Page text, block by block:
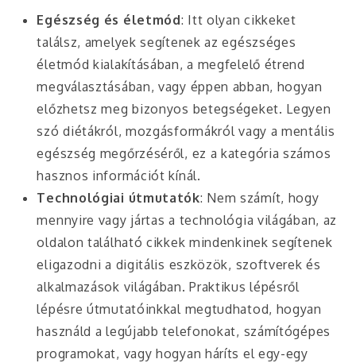
Egészség és életmód: Itt olyan cikkeket
találsz, amelyek segítenek az egészséges
életmód kialakításában, a megfelelő étrend
megválasztásában, vagy éppen abban, hogyan
előzhetsz meg bizonyos betegségeket. Legyen
szó diétákról, mozgásformákról vagy a mentális
egészség megőrzéséről, ez a kategória számos
hasznos információt kínál.
Technológiai útmutatók: Nem számít, hogy
mennyire vagy jártas a technológia világában, az
oldalon található cikkek mindenkinek segítenek
eligazodni a digitális eszközök, szoftverek és
alkalmazások világában. Praktikus lépésről
lépésre útmutatóinkkal megtudhatod, hogyan
használd a legújabb telefonokat, számítógépes
programokat, vagy hogyan háríts el egy-egy